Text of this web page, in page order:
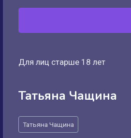
Для лиц старше 18 лет
Татьяна Чащина
Метки
записи:
Татьяна Чащина